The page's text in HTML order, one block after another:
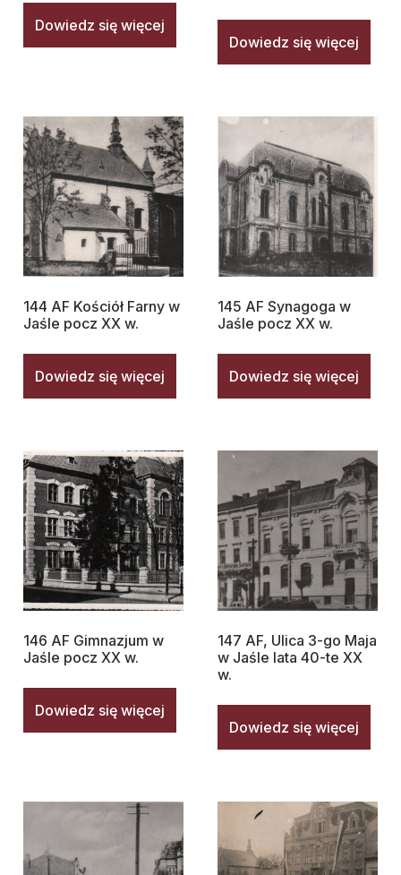
Dowiedz się więcej
Dowiedz się więcej
144 AF Kościół Farny w
Jaśle pocz XX w.
Dowiedz się więcej
145 AF Synagoga w
Jaśle pocz XX w.
Dowiedz się więcej
146 AF Gimnazjum w
Jaśle pocz XX w.
Dowiedz się więcej
147 AF, Ulica 3-go Maja
w Jaśle lata 40-te XX
w.
Dowiedz się więcej